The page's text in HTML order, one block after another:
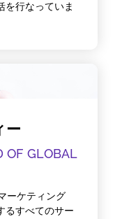
を行なっていま
ー
OF GLOBAL
ーケティング
るすべてのサー